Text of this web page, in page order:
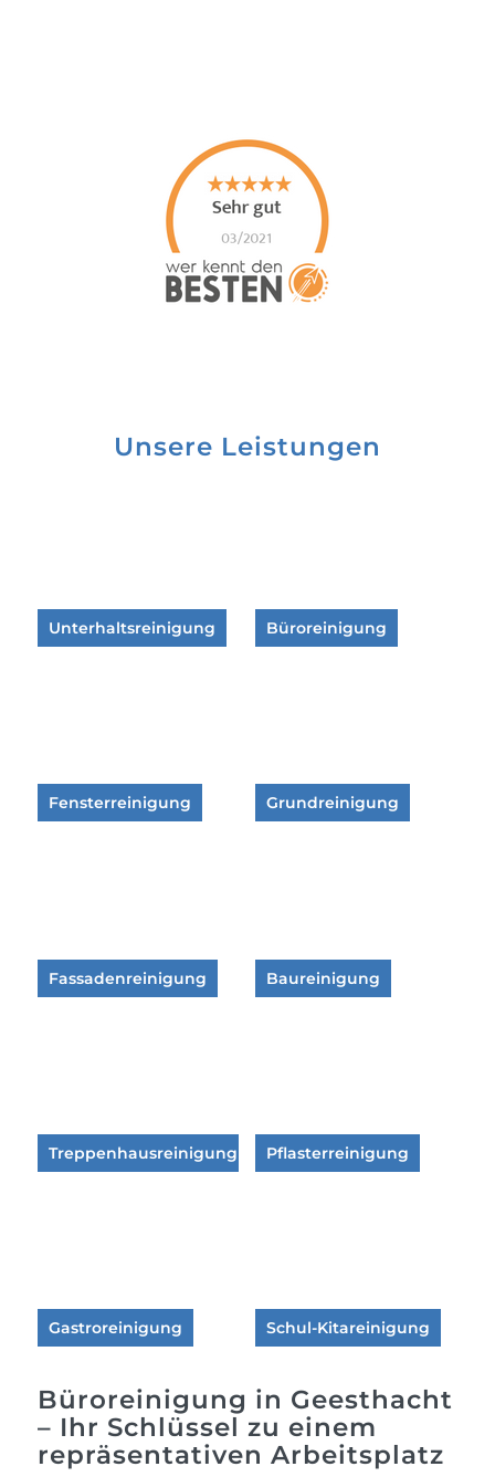
Unsere Leistungen
Unterhaltsreinigung Büroreinigung
Fensterreinigung Grundreinigung
Fassadenreinigung Baureinigung
Treppenhausreinigung Pflasterreinigung
Gastroreinigung Schul-Kitareinigung
Büroreinigung in Geesthacht
– Ihr Schlüssel zu einem
repräsentativen Arbeitsplatz